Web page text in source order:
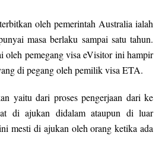
oleh pemerintah Australia ialah
masa berlaku sampai satu tahun.
oleh pemegang visa eVisitor ini hampir
di pegang oleh pemilik visa ETA.
yaitu dari proses pengerjaan dari ke
di ajukan didalam ataupun di luar
mesti di ajukan oleh orang ketika ada